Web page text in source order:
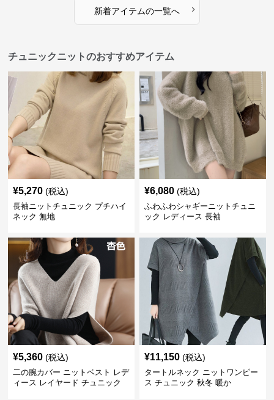
新着アイテムの一覧へ ›
チュニックニットのおすすめアイテム
¥5,270 (税込)
長袖ニットチュニック プチハイ
ネック 無地
¥6,080 (税込)
ふわふわシャギーニットチュニ
ック レディース 長袖
¥5,360 (税込)
二の腕カバー ニットベスト レデ
ィース レイヤード チュニック
¥11,150 (税込)
タートルネック ニットワンピー
ス チュニック 秋冬 暖か